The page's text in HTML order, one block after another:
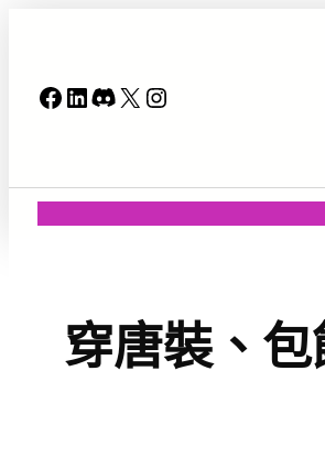
Facebook
LinkedIn
Discord
X Instagram
穿唐裝、